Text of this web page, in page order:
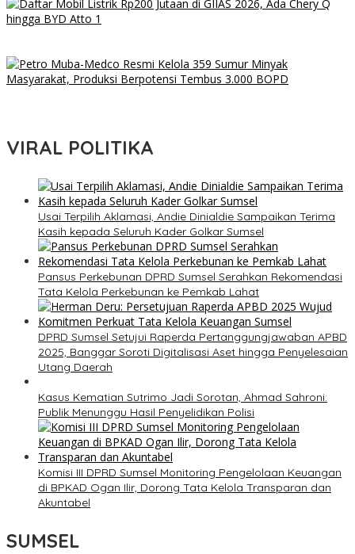
VIRAL POLITIKA
Usai Terpilih Aklamasi, Andie Dinialdie Sampaikan Terima
Kasih kepada Seluruh Kader Golkar Sumsel
Pansus Perkebunan DPRD Sumsel Serahkan Rekomendasi
Tata Kelola Perkebunan ke Pemkab Lahat
DPRD Sumsel Setujui Raperda Pertanggungjawaban APBD
2025, Banggar Soroti Digitalisasi Aset hingga Penyelesaian
Utang Daerah
Kasus Kematian Sutrimo Jadi Sorotan, Ahmad Sahroni:
Publik Menunggu Hasil Penyelidikan Polisi
Komisi III DPRD Sumsel Monitoring Pengelolaan Keuangan
di BPKAD Ogan Ilir, Dorong Tata Kelola Transparan dan
Akuntabel
SUMSEL